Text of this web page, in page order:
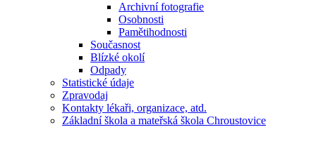
Archivní fotografie
Osobnosti
Pamětihodnosti
Současnost
Blízké okolí
Odpady
Statistické údaje
Zpravodaj
Kontakty lékaři, organizace, atd.
Základní škola a mateřská škola Chroustovice